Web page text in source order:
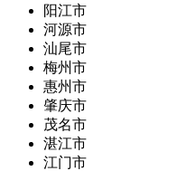
阳江市
河源市
汕尾市
梅州市
惠州市
肇庆市
茂名市
湛江市
江门市